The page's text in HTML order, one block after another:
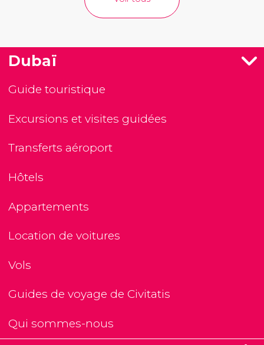
Dubaï
Guide touristique
Excursions et visites guidées
Transferts aéroport
Hôtels
Appartements
Location de voitures
Vols
Guides de voyage de Civitatis
Qui sommes-nous